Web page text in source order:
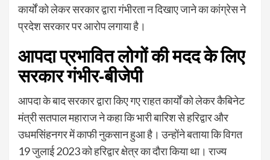
कार्यों को लेकर सरकार द्वारा गंभीरता न दिखाए जाने का कांग्रेस ने
प्रदेश सरकार पर आरोप लगाया है।
आपदा प्रभावित लोगों की मदद के लिए
सरकारगंभीर-बीजेपी
आपदा के बाद सरकार द्वारा किए गए राहत कार्यों को लेकर कैबिनेट
मंत्री सतपाल महाराज ने कहा कि भारी बारिश से हरिद्वार और
उधमसिंहनगर में काफी नुकसान हुआ है। उन्होंने बताया कि विगत
19 जुलाई 2023 को हरिद्वार क्षेत्र का दौरा किया था। राज्य